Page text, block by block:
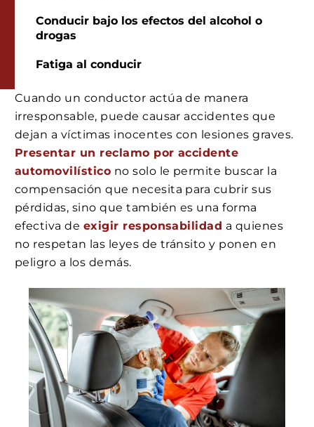
Conducir bajo los efectos del alcohol o
drogas
Fatiga al conducir
Cuando un conductor actúa de manera
irresponsable, puede causar accidentes que
dejan a víctimas inocentes con lesiones graves.
Presentar un reclamo por accidente
automovilístico no solo le permite buscar la
compensación que necesita para cubrir sus
pérdidas, sino que también es una forma
efectiva de exigir responsabilidad a quienes
no respetan las leyes de tránsito y ponen en
peligro a los demás.